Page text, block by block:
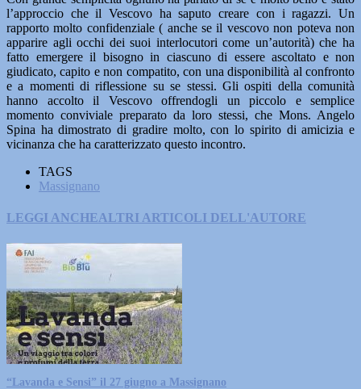
l’approccio che il Vescovo ha saputo creare con i ragazzi. Un
rapporto molto confidenziale ( anche se il vescovo non poteva non
apparire agli occhi dei suoi interlocutori come un’autorità) che ha
fatto emergere il bisogno in ciascuno di essere ascoltato e non
giudicato, capito e non compatito, con una disponibilità al confronto
e a momenti di riflessione su se stessi. Gli ospiti della comunità
hanno accolto il Vescovo offrendogli un piccolo e semplice
momento conviviale preparato da loro stessi, che Mons. Angelo
Spina ha dimostrato di gradire molto, con lo spirito di amicizia e
vicinanza che ha caratterizzato questo incontro.
TAGS
Massignano
LEGGI ANCHEALTRI ARTICOLI DELL'AUTORE
“Lavanda e Sensi” il 27 giugno a Massignano